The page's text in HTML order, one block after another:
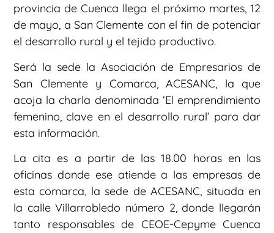
provincia de Cuenca llega el próximo martes, 12
de mayo, a San Clemente con el fin de potenciar
el desarrollo rural y el tejido productivo.
Será la sede la Asociación de Empresarios de
San Clemente y Comarca, ACESANC, la que
acoja la charla denominada ‘El emprendimiento
femenino, clave en el desarrollo rural’ para dar
esta información.
La cita es a partir de las 18.00 horas en las
oficinas donde ese atiende a las empresas de
esta comarca, la sede de ACESANC, situada en
la calle Villarrobledo número 2, donde llegarán
tanto responsables de CEOE-Cepyme Cuenca